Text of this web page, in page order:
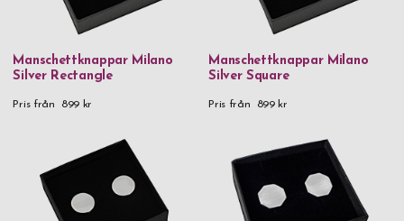
Manschettknappar Milano
Silver Rectangle
Pris från 899 kr
Manschettknappar Milano
Silver Square
Pris från 899 kr